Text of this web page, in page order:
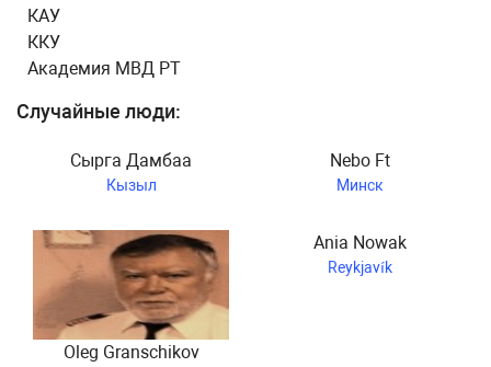
КАУ
ККУ
Академия МВД РТ
Случайные люди:
Сырга Дамбаа
Кызыл
Nebo Ft
Минск
Oleg Granschikov
Ania Nowak
Reykjavík